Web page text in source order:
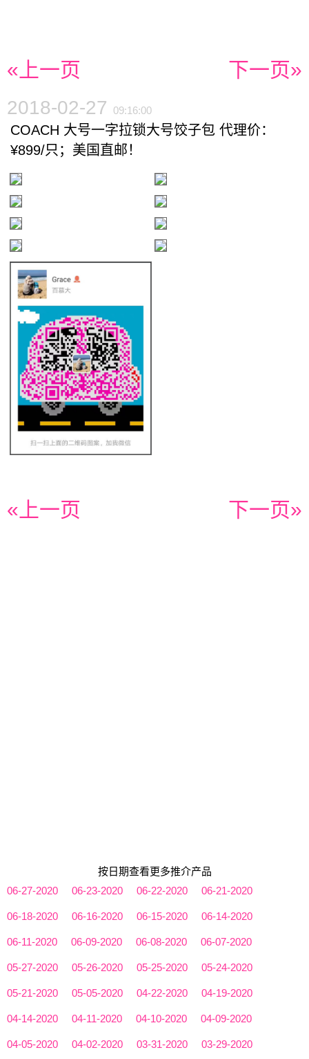
«上一页 下一页»
2018-02-27 09:16:00
COACH 大号一字拉锁大号饺子包 代理价：
¥899/只；美国直邮！
«上一页 下一页»
按日期查看更多推介产品
06-27-2020
06-23-2020 06-22-2020 06-21-2020
06-18-2020 06-16-2020 06-15-2020 06-14-2020
06-11-2020 06-09-2020 06-08-2020 06-07-2020
05-27-2020 05-26-2020 05-25-2020 05-24-2020
05-21-2020 05-05-2020 04-22-2020 04-19-2020
04-14-2020 04-11-2020 04-10-2020 04-09-2020
04-05-2020 04-02-2020 03-31-2020 03-29-2020